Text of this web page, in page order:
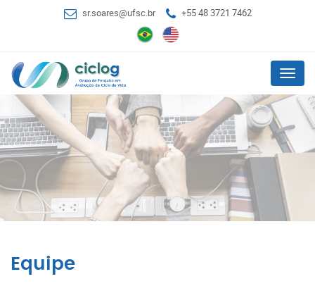
sr.soares@ufsc.br +55 48 3721 7462
Menu
Equipe